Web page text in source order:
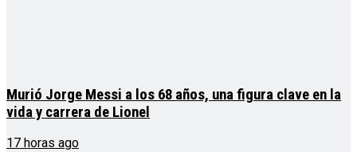
Murió Jorge Messi a los 68 años, una figura clave en la
vida y carrera de Lionel
17 horas ago